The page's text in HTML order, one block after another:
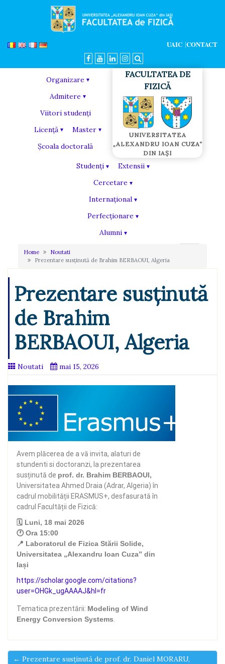
UAIC CONTACT
Organizare
Admitere
Viitori studenți
Licență
Master
Școala doctorală
Studenți
Extensii
Cercetare
Internațional
Perfecționare
Alumni
Home
Noutati
Prezentare susţinută de Brahim BERBAOUI, Algeria
Prezentare susţinută
de Brahim
BERBAOUI, Algeria
Noutati mai 15, 2026
Avem plăcerea de a vă invita, alaturi de
stundenti si doctoranzi, la prezentarea
susținută de prof. dr. Brahim BERBAOUI,
Universitatea Ahmed Draia (Adrar, Algeria) în
cadrul mobilității ERASMUS+, desfasurată în
cadrul Facultății de Fizică:
🗓️ Luni, 18 mai 2026
🕐 Ora 15:00
📍 Laboratorul de Fizica Stării Solide,
Universitatea „Alexandru Ioan Cuza” din
Iași
https://scholar.google.com/citations?
user=OHGk_ugAAAAJ&hl=fr
Tematica prezentării: Modeling of Wind
Energy Conversion Systems
← Prezentare susținută de prof. dr. Daniel MORARU,